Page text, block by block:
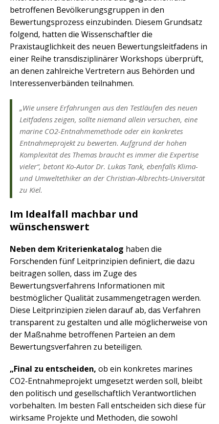
betroffenen Bevölkerungsgruppen in den
Bewertungsprozess einzubinden. Diesem Grundsatz
folgend, hatten die Wissenschaftler die
Praxistauglichkeit des neuen Bewertungsleitfadens in
einer Reihe transdisziplinärer Workshops überprüft,
an denen zahlreiche Vertretern aus Behörden und
Interessenverbänden teilnahmen.
„Wie unsere Erfahrungen aus den Testläufen des neuen
Leitfadens zeigen, sollte niemand allein versuchen, eine
marine CO2-Entnahmemethode oder ein konkretes
Entnahmeprojekt zu bewerten. Aufgrund der hohen
Komplexität des Themas braucht es immer die Expertise
vieler“, betont Ko-Autor Dr. Lukas Tank, ebenfalls Klima-
und Umweltethiker an der Christian-Albrechts-Universität
zu Kiel.
Im Idealfall machbar und
wünschenswert
Neben dem Kriterienkatalog haben die
Forschenden fünf Leitprinzipien definiert, die dazu
beitragen sollen, dass im Zuge des
Bewertungsverfahrens Informationen mit
bestmöglicher Qualität zusammengetragen werden.
Diese Leitprinzipien zielen darauf ab, das Verfahren
transparent zu gestalten und alle möglicherweise von
der Maßnahme betroffenen Parteien an dem
Bewertungsverfahren zu beteiligen.
„Final zu entscheiden, ob ein konkretes marines
CO2-Entnahmeprojekt umgesetzt werden soll, bleibt
den politisch und gesellschaftlich Verantwortlichen
vorbehalten. Im besten Fall entscheiden sich diese für
wirksame Projekte und Methoden, die sowohl